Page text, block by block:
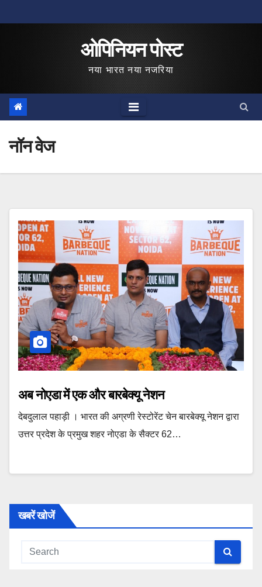
to
ओपिनियन पोस्ट
नया भारत नया नजरिया
नॉन वेज
अब नोएडा में एक और बारबेक्यू नेशन
देबदुलाल पहाड़ी । भारत की अग्रणी रेस्टोरेंट चेन बारबेक्यू नेशन द्वारा
उत्तर प्रदेश के प्रमुख शहर नोएडा के सैक्टर 62…
खबरें खोजें